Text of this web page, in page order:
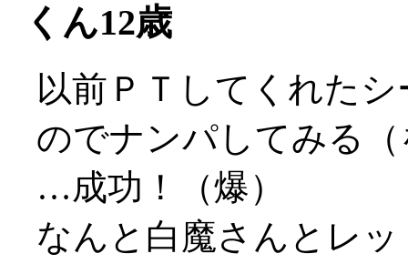
くん12歳
以前ＰＴしてくれた
のでナンパしてみる（
…成功！（爆）
なんと白魔さんとレ